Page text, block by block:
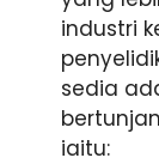
industri
sedia
iaitu: